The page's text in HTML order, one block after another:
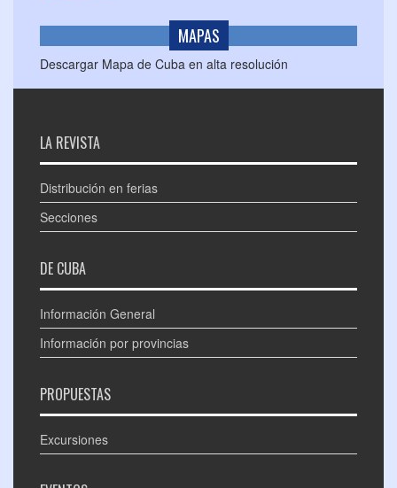
MAPAS
Descargar Mapa de Cuba en alta resolución
LA REVISTA
Distribución en ferias
Secciones
DE CUBA
Información General
Información por provincias
PROPUESTAS
Excursiones